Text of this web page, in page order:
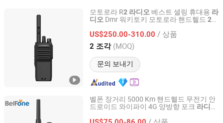
모토로라 R2 라디오 베스트 셀링 휴대용 라
디오 Dmr 워키토키 모토로라 핸드헬드 2
US$250.00-310.00 / 상품
2 조각 (MOQ)
문의 보내기
Quanzhou Ruihui Electronic Technology Co., Ltd.
Fujian, China 이후 2025
벨폰 장거리 5000 Km 핸드헬드 무전기 안
드로이드 와이파이 4G 양방향 포크 라디오
Fujian Belfone Communications Technology Co., Ltd.